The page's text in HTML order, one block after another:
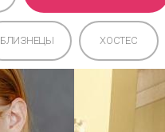
БЛИЗНЕЦЫ ХОСТЕС